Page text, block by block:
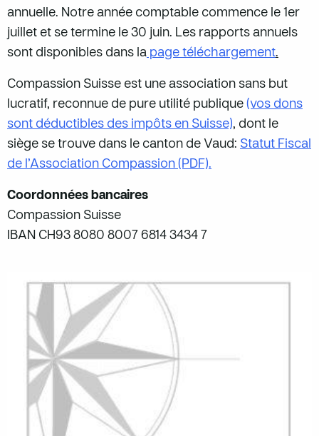
annuelle. Notre année comptable commence le 1er
juillet et se termine le 30 juin. Les rapports annuels
sont disponibles dans la page téléchargement.
Compassion Suisse est une association sans but
lucratif, reconnue de pure utilité publique (vos dons
sont déductibles des impôts en Suisse), dont le
siège se trouve dans le canton de Vaud: Statut Fiscal
de l’Association Compassion (PDF).
Coordonnées bancaires
Compassion Suisse
IBAN CH93 8080 8007 6814 3434 7